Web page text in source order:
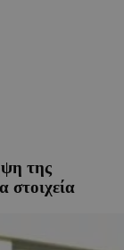
της
στοιχεία